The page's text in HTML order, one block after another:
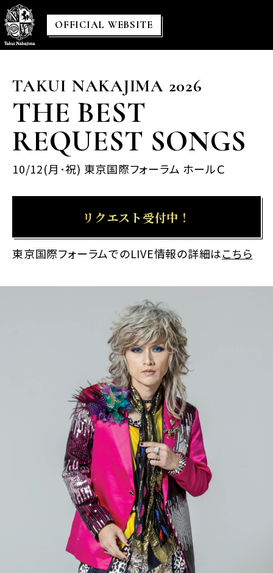
OFFICIAL WEBSITE
TAKUI NAKAJIMA 2026
THE BEST
REQUEST SONGS
10/12(月･祝) 東京国際フォーラム ホールＣ
リクエスト受付中！
東京国際フォーラムでのLIVE情報の詳細はこちら